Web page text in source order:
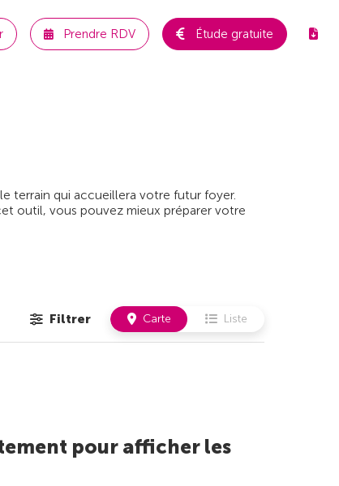
Prendre RDV Étude gratuite
terrain qui accueillera votre futur foyer.
outil, vous pouvez mieux préparer votre
Filtrer Carte Liste
pour afficher les